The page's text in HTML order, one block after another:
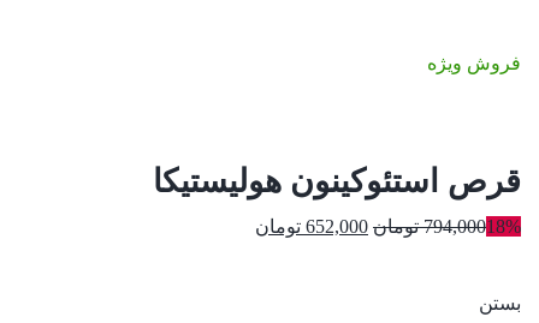
فروش ویژه
قرص استئوکینون هولیستیکا
18%
794,000 تومان قیمت
652,000 تومان
بستن